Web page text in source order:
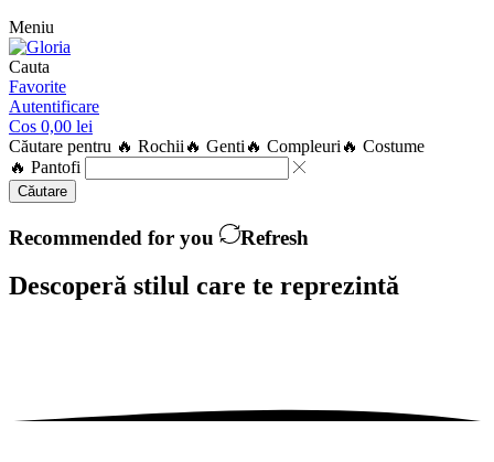
Meniu
Cauta
Favorite
Autentificare
Cos 0,00 lei
Căutare pentru 🔥 Rochii 🔥 Genti 🔥 Compleuri 🔥 Costume
🔥 Pantofi
Căutare
Recommended for you Refresh
Descoperă stilul care te reprezintă